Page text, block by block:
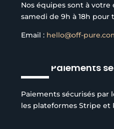
Nos équipes sont à
samedi de 9h à 18h
Email : hello@off-
Paiements
Paiements sécurisés par
les plateformes Stripe et